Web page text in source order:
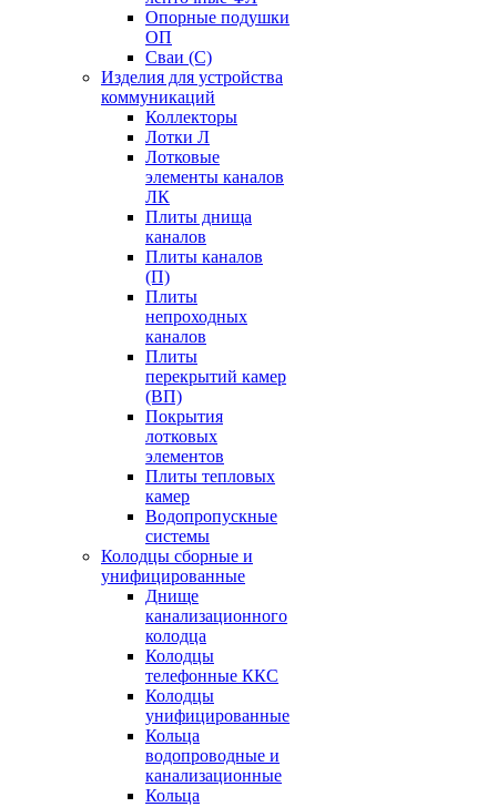
Опорные подушки
ОП
Сваи (С)
Изделия для устройства
коммуникаций
Коллекторы
Лотки Л
Лотковые
элементы каналов
ЛК
Плиты днища
каналов
Плиты каналов
(П)
Плиты
непроходных
каналов
Плиты
перекрытий камер
(ВП)
Покрытия
лотковых
элементов
Плиты тепловых
камер
Водопропускные
системы
Колодцы сборные и
унифицированные
Днище
канализационного
колодца
Колодцы
телефонные ККС
Колодцы
унифицированные
Кольца
водопроводные и
канализационные
Кольца